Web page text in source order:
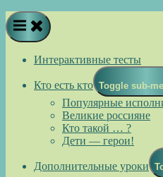
Интерактивные тесты
Кто есть кто Toggle sub-
Популярные
Великие россияне
Кто такой … ?
Дети — герои!
Дополнительные уроки